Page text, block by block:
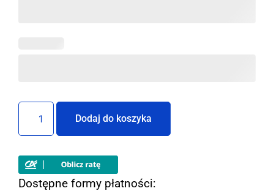
Dodaj do koszyka
Dostępne formy płatności: